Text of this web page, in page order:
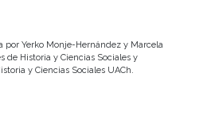
por Yerko Monje-Hernández y Marcela
de Historia y Ciencias Sociales y
y Ciencias Sociales UACh.